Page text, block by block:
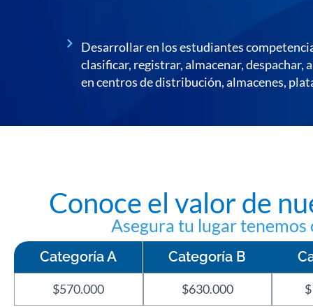
Desarrollar en los estudiantes
clasificar, registrar, almacenar,
en centros de distribución, almacenes,
Conoce el valor de
Asegura tu lugar tenemos
Categoría A Categoría B
$570.000 $630.000